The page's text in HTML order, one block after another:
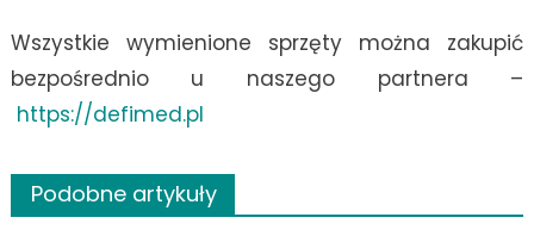
Wszystkie wymienione sprzęty można zakupić
bezpośrednio u naszego partnera –
https://defimed.pl
Podobne artykuły